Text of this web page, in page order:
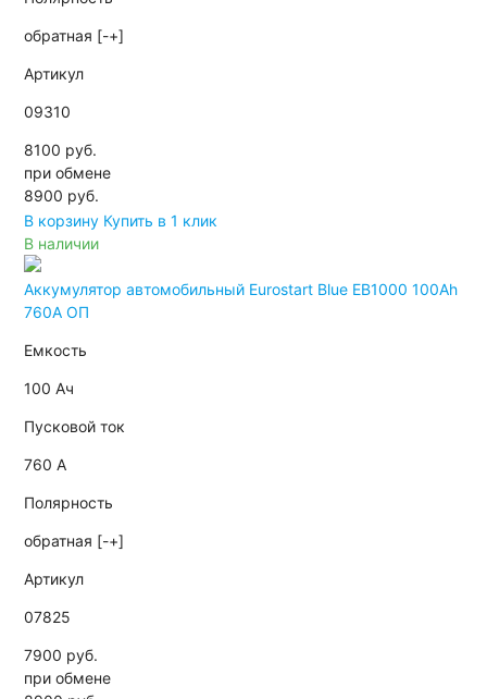
обратная [-+]
Артикул
09310
8100 руб.
при обмене
8900 руб.
В корзину Купить в 1 клик
В наличии
Аккумулятор автомобильный Eurostart Blue EB1000 100Ah
760A ОП
Емкость
100 Ач
Пусковой ток
760 А
Полярность
обратная [-+]
Артикул
07825
7900 руб.
при обмене